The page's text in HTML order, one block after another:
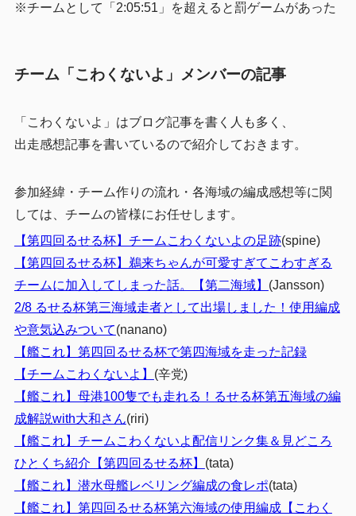
※チームとして「2:05:51」を超えると罰ゲームがあった
チーム「こわくないよ」メンバーの記事
「こわくないよ」はブログ記事を書く人も多く、
出走感想記事を書いているので紹介しておきます。
参加経緯・チーム作りの流れ・各海域の編成感想等に関
しては、チームの皆様にお任せします。
【第四回るせる杯】チームこわくないよの足跡(spine)
【第四回るせる杯】鵜来ちゃんが可愛すぎてこわすぎる
チームに加入してしまった話。【第二海域】 (Jansson)
2/8 るせる杯第三海域走者として出場しました！使用編成
や意気込みついて(nanano)
【艦これ】第四回るせる杯で第四海域を走った記録
【チームこわくないよ】 (辛党)
【艦これ】母港100隻でも走れる！るせる杯第五海域の編
成解説with大和さん(riri)
【艦これ】チームこわくないよ配信リンク集＆見どころ
ひとくち紹介【第四回るせる杯】 (tata)
【艦これ】潜水母艦レベリング編成の食レポ(tata)
【艦これ】第四回るせる杯第六海域の使用編成【こわく